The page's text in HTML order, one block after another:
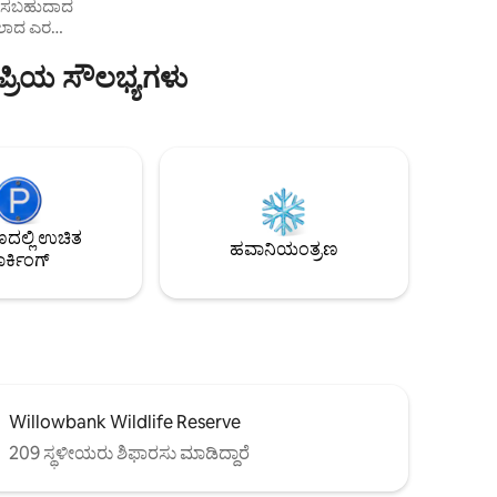
ಎರಡು
ದೊಡ್ಡ
ಅಥವಾ
ಸೌಲಭ್ಯಗಳು
ಉಚಿತ
ಹವಾನಿಯಂತ್ರಣ
Willowbank Wildlife Reserve
209 ಸ್ಥಳೀಯರು ಶಿಫಾರಸು ಮಾಡಿದ್ದಾರೆ